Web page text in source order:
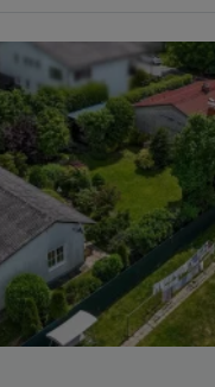
Liste der Partner